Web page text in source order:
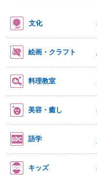
文化
絵画・クラフト
料理教室
美容・癒し
語学
キッズ